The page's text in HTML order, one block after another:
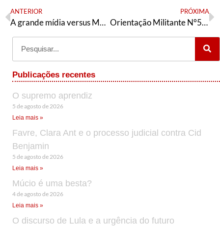
ANTERIOR
A grande mídia versus Maduro
PRÓXIMA
Orientação Militante N°516 (10 de janeiro de 2026)
Publicações recentes
O supremo aprendiz
5 de agosto de 2026
Leia mais »
Favre, Clara Ant e o processo judicial contra Cid
Benjamin
5 de agosto de 2026
Leia mais »
Múcio é uma besta?
4 de agosto de 2026
Leia mais »
O discurso de Lula e a urgência do futuro